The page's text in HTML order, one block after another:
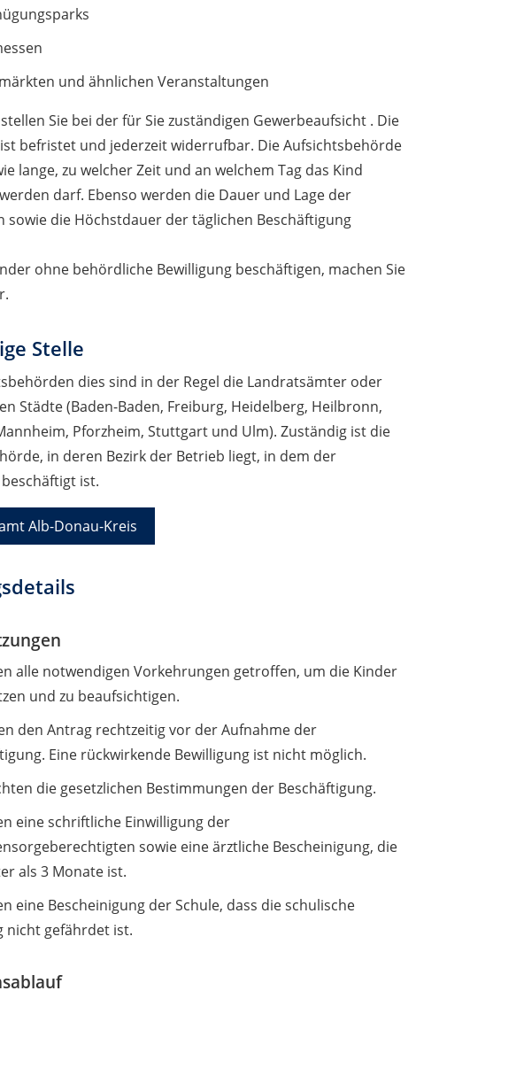
und ähnlichen Veranstaltungen
Sie bei der für Sie zuständigen Gewerbeaufsicht . Die
befristet und jederzeit widerrufbar. Die Aufsichtsbehörde
lange, zu welcher Zeit und an welchem Tag das Kind
darf. Ebenso werden die Dauer und Lage der
sowie die Höchstdauer der täglichen Beschäftigung
ohne behördliche Bewilligung beschäftigen, machen Sie
Stelle
dies sind in der Regel die Landratsämter oder
Städte (Baden-Baden, Freiburg, Heidelberg, Heilbronn,
Pforzheim, Stuttgart und Ulm). Zuständig ist die
in deren Bezirk der Betrieb liegt, in dem der
ist.
Alb-Donau-Kreis
alle notwendigen Vorkehrungen getroffen, um die Kinder
und zu beaufsichtigen.
den Antrag rechtzeitig vor der Aufnahme der
Eine rückwirkende Bewilligung ist nicht möglich.
die gesetzlichen Bestimmungen der Beschäftigung.
eine schriftliche Einwilligung der
sowie eine ärztliche Bescheinigung, die
als 3 Monate ist.
eine Bescheinigung der Schule, dass die schulische
nicht gefährdet ist.